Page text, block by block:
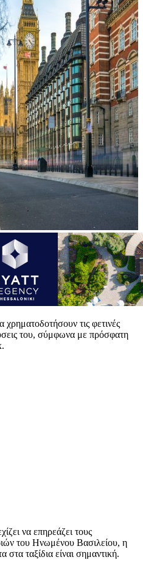
τις φετινές
του, σύμφωνα με πρόσφατη
.
να επηρεάζει τους
του Ηνωμένου Βασιλείου, η
στα ταξίδια είναι σημαντική.